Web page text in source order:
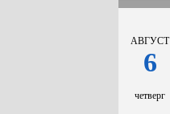
АВГУСТ
6
четверг